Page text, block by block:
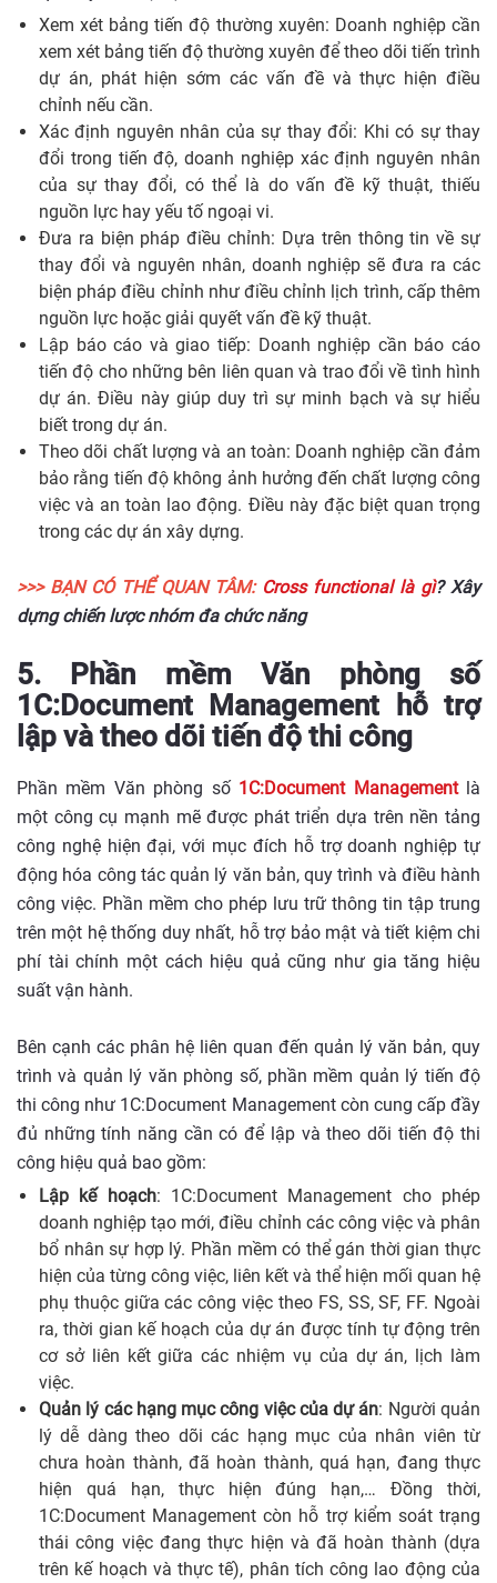
Xem xét bảng tiến độ thường xuyên: Doanh nghiệp cần
xem xét bảng tiến độ thường xuyên để theo dõi tiến trình
dự án, phát hiện sớm các vấn đề và thực hiện điều
chỉnh nếu cần.
Xác định nguyên nhân của sự thay đổi: Khi có sự thay
đổi trong tiến độ, doanh nghiệp xác định nguyên nhân
của sự thay đổi, có thể là do vấn đề kỹ thuật, thiếu
nguồn lực hay yếu tố ngoại vi.
Đưa ra biện pháp điều chỉnh: Dựa trên thông tin về sự
thay đổi và nguyên nhân, doanh nghiệp sẽ đưa ra các
biện pháp điều chỉnh như điều chỉnh lịch trình, cấp thêm
nguồn lực hoặc giải quyết vấn đề kỹ thuật.
Lập báo cáo và giao tiếp: Doanh nghiệp cần báo cáo
tiến độ cho những bên liên quan và trao đổi về tình hình
dự án. Điều này giúp duy trì sự minh bạch và sự hiểu
biết trong dự án.
Theo dõi chất lượng và an toàn: Doanh nghiệp cần đảm
bảo rằng tiến độ không ảnh hưởng đến chất lượng công
việc và an toàn lao động. Điều này đặc biệt quan trọng
trong các dự án xây dựng.
>>> BẠN CÓ THỂ QUAN TÂM: Cross functional là gì? Xây
dựng chiến lược nhóm đa chức năng
5. Phần mềm Văn phòng số
1C:Document Management hỗ trợ
lập và theo dõi tiến độ thi công
Phần mềm Văn phòng số 1C:Document Management là
một công cụ mạnh mẽ được phát triển dựa trên nền tảng
công nghệ hiện đại, với mục đích hỗ trợ doanh nghiệp tự
động hóa công tác quản lý văn bản, quy trình và điều hành
công việc. Phần mềm cho phép lưu trữ thông tin tập trung
trên một hệ thống duy nhất, hỗ trợ bảo mật và tiết kiệm chi
phí tài chính một cách hiệu quả cũng như gia tăng hiệu
suất vận hành.
Bên cạnh các phân hệ liên quan đến quản lý văn bản, quy
trình và quản lý văn phòng số, phần mềm quản lý tiến độ
thi công như 1C:Document Management còn cung cấp đầy
đủ những tính năng cần có để lập và theo dõi tiến độ thi
công hiệu quả bao gồm:
Lập kế hoạch: 1C:Document Management cho phép
doanh nghiệp tạo mới, điều chỉnh các công việc và phân
bổ nhân sự hợp lý. Phần mềm có thể gán thời gian thực
hiện của từng công việc, liên kết và thể hiện mối quan hệ
phụ thuộc giữa các công việc theo FS, SS, SF, FF. Ngoài
ra, thời gian kế hoạch của dự án được tính tự động trên
cơ sở liên kết giữa các nhiệm vụ của dự án, lịch làm
việc.
Quản lý các hạng mục công việc của dự án: Người quản
lý dễ dàng theo dõi các hạng mục của nhân viên từ
chưa hoàn thành, đã hoàn thành, quá hạn, đang thực
hiện quá hạn, thực hiện đúng hạn,… Đồng thời,
1C:Document Management còn hỗ trợ kiểm soát trạng
thái công việc đang thực hiện và đã hoàn thành (dựa
trên kế hoạch và thực tế), phân tích công lao động của